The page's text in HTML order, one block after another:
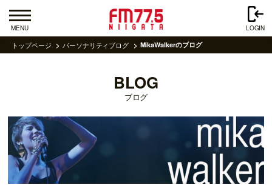
MENU LOGIN
トップページ パーソナリティブログ MikaWalkerのブログ
BLOG
ブログ